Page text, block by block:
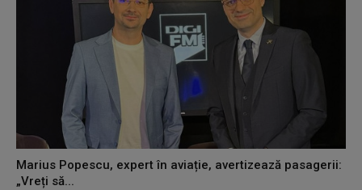
Marius Popescu, expert în aviație, avertizează pasagerii:
„Vreți să...